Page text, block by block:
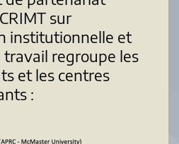
sur
institutionnelle et
travail regroupe les
et les centres
: